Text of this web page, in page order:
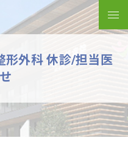
メ
形外科 休診/担当医